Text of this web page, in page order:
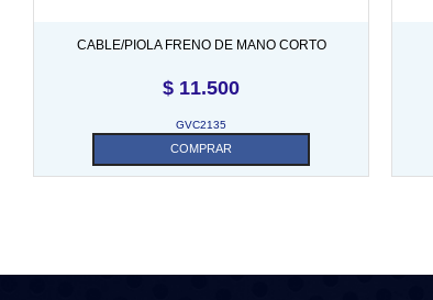
CABLE/PIOLA FRENO DE MANO CORTO
$ 11.500
GVC2135
COMPRAR